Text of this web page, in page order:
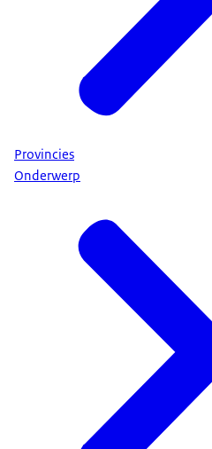
Provincies
Onderwerp